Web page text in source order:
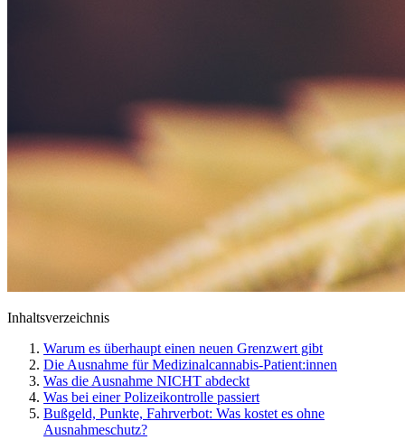
Inhaltsverzeichnis
Warum es überhaupt einen neuen Grenzwert gibt
Die Ausnahme für Medizinalcannabis-Patient:innen
Was die Ausnahme NICHT abdeckt
Was bei einer Polizeikontrolle passiert
Bußgeld, Punkte, Fahrverbot: Was kostet es ohne
Ausnahmeschutz?